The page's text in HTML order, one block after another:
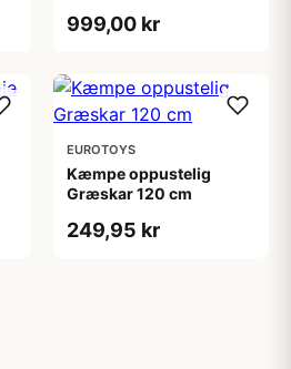
999,00 kr
EUROTOYS
Kæmpe oppustelig
Græskar 120 cm
249,95 kr